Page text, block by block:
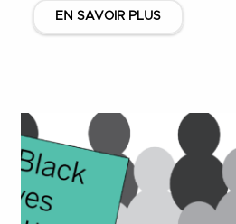
EN SAVOIR PLUS